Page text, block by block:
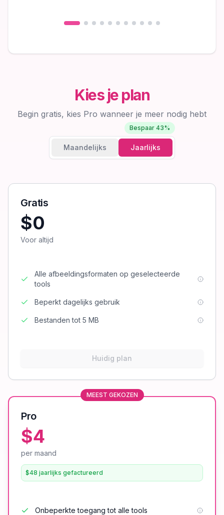
Kies je plan
Begin gratis, kies Pro wanneer je meer nodig hebt
Bespaar 43%
Maandelijks Jaarlijks
Gratis
$0
Voor altijd
Alle afbeeldingsformaten op geselecteerde
tools
Beperkt dagelijks gebruik
Bestanden tot 5 MB
Huidig plan
MEEST GEKOZEN
Pro
$4
per maand
$48 jaarlijks gefactureerd
Onbeperkte toegang tot alle tools